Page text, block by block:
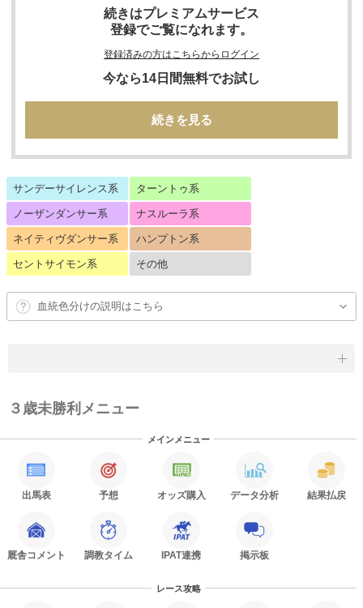
続きはプレミアムサービス
登録でご覧になれます。
登録済みの方はこちらからログイン
今なら14日間無料でお試し
続きを見る
サンデーサイレンス系 ターントゥ系
ノーザンダンサー系 ナスルーラ系
ネイティヴダンサー系 ハンプトン系
セントサイモン系 その他
血統色分けの説明はこちら
３歳未勝利メニュー
メインメニュー
出馬表 予想 オッズ購入 データ分析 結果払戻
厩舎コメント 調教タイム IPAT連携 掲示板
レース攻略